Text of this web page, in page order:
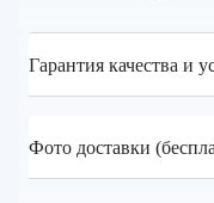
Гарантия качества и
Фото доставки